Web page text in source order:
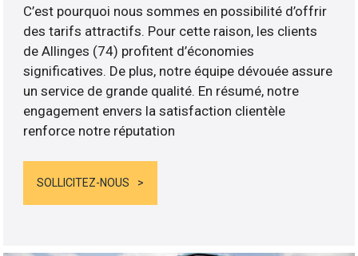
C’est pourquoi nous sommes en possibilité d’offrir
des tarifs attractifs. Pour cette raison, les clients
de Allinges (74) profitent d’économies
significatives. De plus, notre équipe dévouée assure
un service de grande qualité. En résumé, notre
engagement envers la satisfaction clientèle
renforce notre réputation
SOLLICITEZ-NOUS